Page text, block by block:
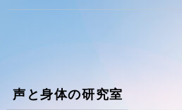
声と身体の研究室